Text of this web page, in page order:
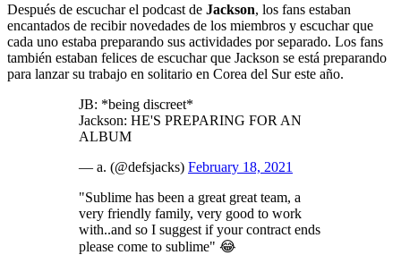
Después de escuchar el podcast de Jackson, los fans estaban
encantados de recibir novedades de los miembros y escuchar que
cada uno estaba preparando sus actividades por separado. Los fans
también estaban felices de escuchar que Jackson se está preparando
para lanzar su trabajo en solitario en Corea del Sur este año.
JB: *being discreet*
Jackson: HE'S PREPARING FOR AN
ALBUM
— a. (@defsjacks) February 18, 2021
"Sublime has been a great great team, a
very friendly family, very good to work
with..and so I suggest if your contract ends
please come to sublime" 😂